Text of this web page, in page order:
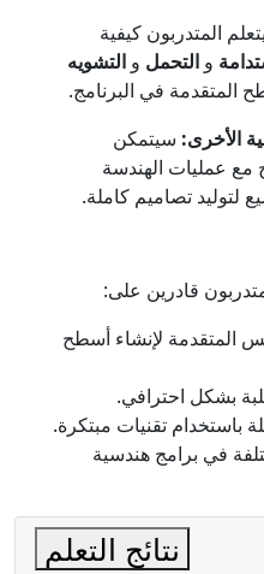
المتدربون كيفية
و التحمل و التشويه
المتقدمة في البرنامج.
الأخرى: سيتمكن
عمليات الهندسة
لتوليد تصاميم كاملة.
قادرين على:
المتقدمة لإنشاء أسطح
بشكل احترافي.
باستخدام تقنيات مبتكرة.
في برامج هندسية
نتائج التعلم